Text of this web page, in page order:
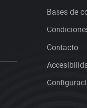
Bases de
Contacto